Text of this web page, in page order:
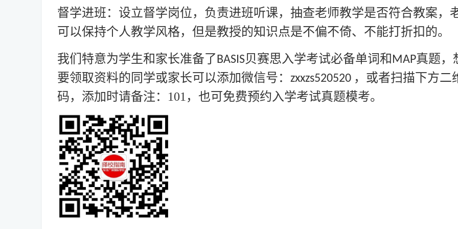
督学进班：设立督学岗位，负责进班听课，抽查老师教学是否符合教案，
可以保持个人教学风格，但是教授的知识点是不偏不倚、不能打折扣的。
我们特意为学生和家长准备了BASIS贝赛思入学考试必备单词和 MAP真题，
要领取资料的同学或家长可以添加微信号： zxxzs520520 ，或者扫描下方二
码，添加时请备注：101，也可免费预约入学考试真题模考。